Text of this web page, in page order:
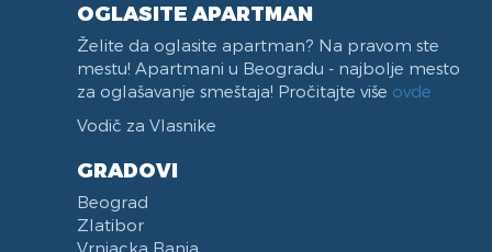
OGLASITE APARTMAN
Želite da oglasite apartman? Na pravom ste
mestu! Apartmani u Beogradu - najbolje mesto
za oglašavanje smeštaja! Pročitajte više ovde
Vodič za Vlasnike
GRADOVI
Beograd
Zlatibor
Vrnjacka Banja